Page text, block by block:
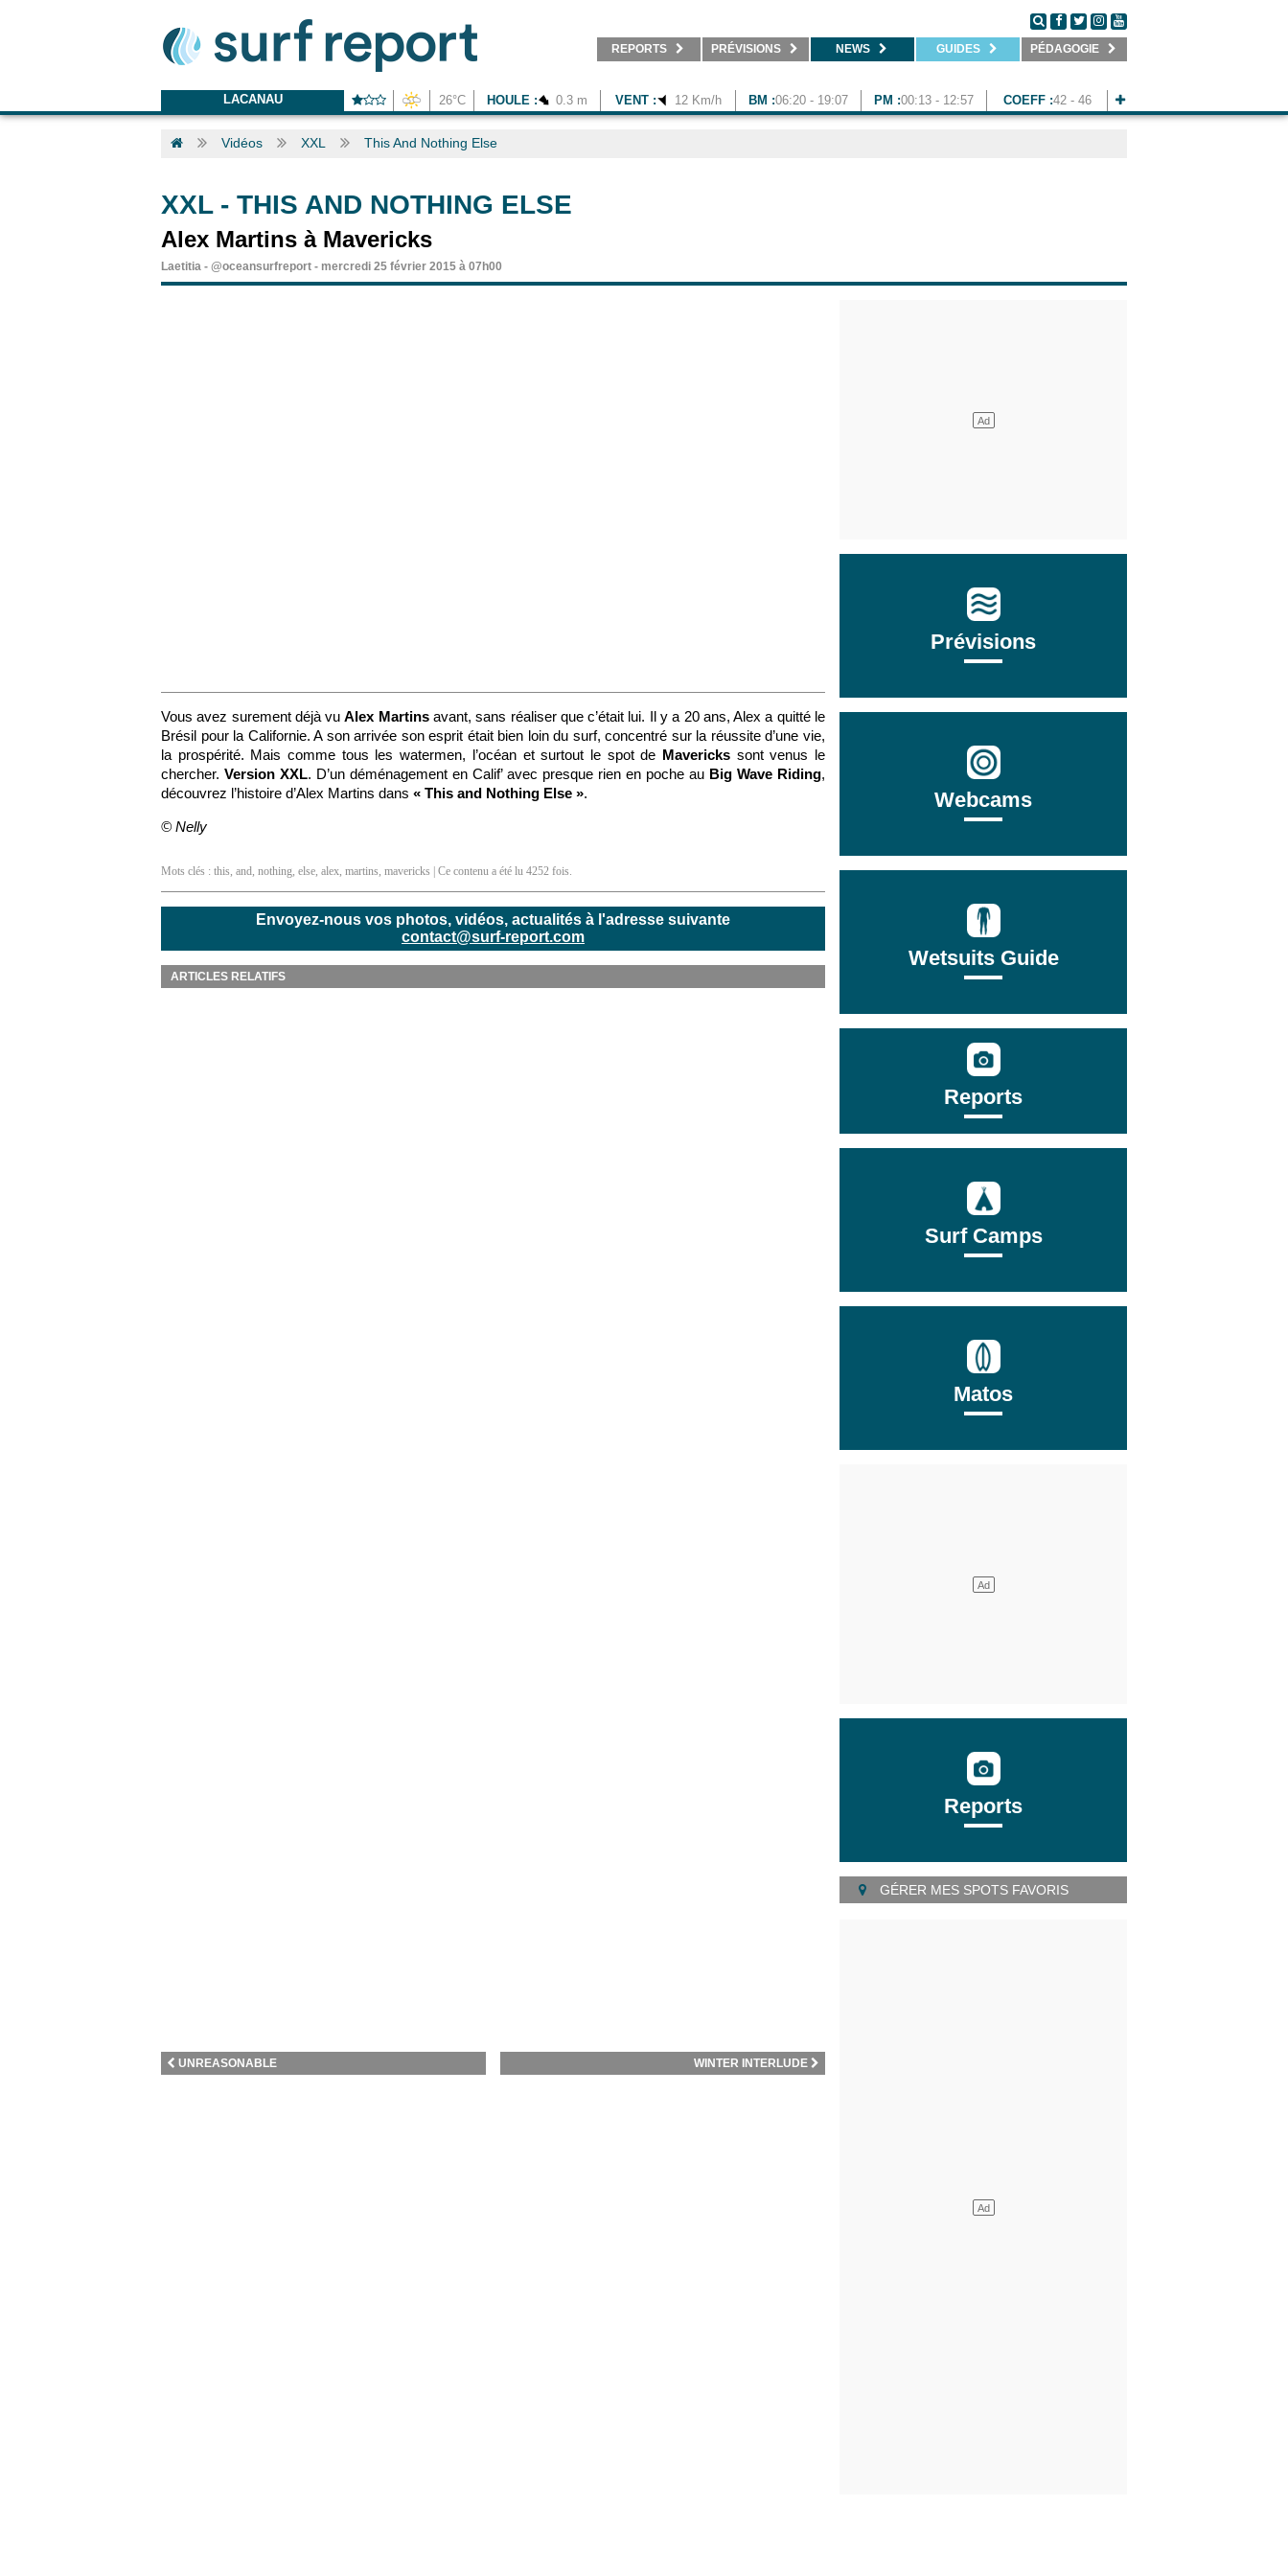
REPORTS PRÉVISIONS NEWS GUIDES PÉDAGOGIE
LACANAU 26°C HOULE : 0.3 m VENT : 12 Km/h BM :06:20 - 19:07 PM :00:13 - 12:57 COEFF :42 - 46
Vidéos XXL This And Nothing Else
XXL- THIS AND NOTHING ELSE
Alex Martins à Mavericks
Laetitia - @oceansurfreport - mercredi 25 février 2015 à 07h00
Vous avez surement déjà vuAlex Martinsavant, sans réaliser que c’était lui. Il y a 20 ans, Alex a quitté le
Brésil pour la Californie. A son arrivée son esprit était bien loin du surf, concentré sur la réussite d’une vie,
la prospérité. Mais comme tous les watermen, l’océan et surtout le spot de Maverickssont venus le
chercher. Version XXL. D’un déménagement en Calif’ avec presque rien en poche au Big Wave Riding,
découvrez l’histoire d’Alex Martins dans « This and Nothing Else ».
© Nelly
Mots clés : this, and, nothing, else, alex, martins, mavericks | Ce contenu a été lu 4252 fois.
Envoyez-nous vos photos, vidéos, actualités à l'adresse suivante
contact@surf-report.com
ARTICLES RELATIFS
WINTER INTERLUDE
UNREASONABLE
Prévisions
Webcams
Wetsuits Guide
Reports
Surf Camps
Matos
Reports
GÉRER MES SPOTS FAVORIS